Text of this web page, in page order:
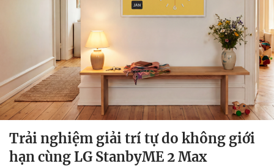
Trải nghiệm giải trí tự do không giới
hạn cùng LG StanbyME 2 Max